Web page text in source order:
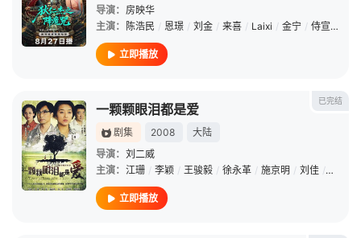
导演： 房映华
主演：
陈浩民 / 恩璟 / 刘金 / 来喜 / Laixi / 金宁 / 侍宣如
立即播放
已完结
一颗颗眼泪都是爱
剧集 2008
大陆
导演： 刘二威
主演： 江珊 / 李颖 / 王骏毅 / 徐永革 / 施京明 / 刘佳 / 邓莎
立即播放